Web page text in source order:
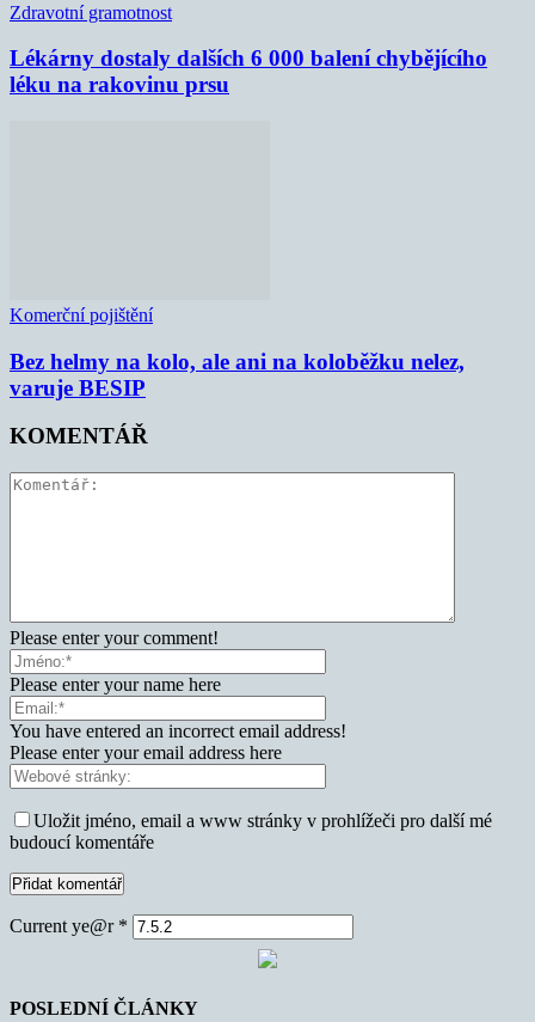
Zdravotní gramotnost
Lékárny dostaly dalších 6 000 balení chybějícího
léku na rakovinu prsu
Komerční pojištění
Bez helmy na kolo, ale ani na koloběžku nelez,
varuje BESIP
KOMENTÁŘ
Please enter your comment!
Please enter your name here
You have entered an incorrect email address!
Please enter your email address here
Uložit jméno, email a www stránky v prohlížeči pro další mé
budoucí komentáře
Current ye@r *
POSLEDNÍ ČLÁNKY